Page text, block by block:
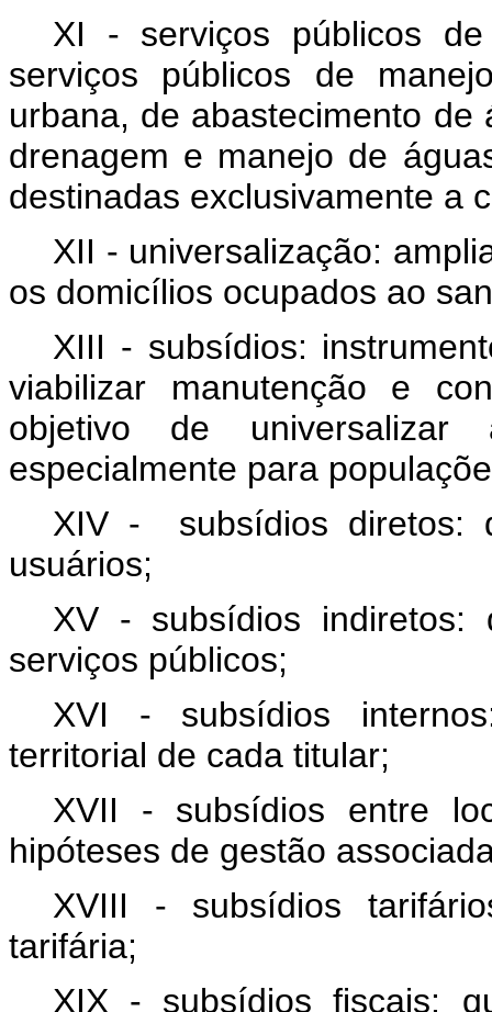
XI - serviços públicos
serviços públicos de
urbana, de abastecimento
drenagem e manejo de
destinadas exclusivamente a
XII - universalização:
os domicílios ocupados ao
XIII - subsídios:
viabilizar manutenção e
objetivo de universalizar
especialmente para
XIV - subsídios diretos:
usuários;
XV - subsídios indiretos:
serviços públicos;
XVI - subsídios
territorial de cada titular;
XVII - subsídios entre
hipóteses de gestão
XVIII - subsídios
tarifária;
XIX - subsídios fiscais: